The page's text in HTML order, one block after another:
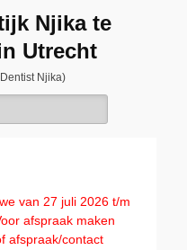
Njika te
Utrecht
Njika)
van 27 juli 2026 t/m
afspraak maken
afspraak/contact